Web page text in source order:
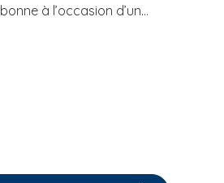
à l’occasion d’un...